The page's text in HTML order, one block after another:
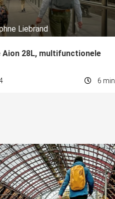
Liebrand
Aion 28L, multifunctionele
6 min.